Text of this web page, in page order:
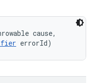
cause,
errorId)